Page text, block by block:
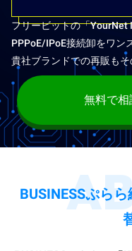
フリービットの「YourNet
PPPoE/IPoE接続卸をワン
貴社ブランドでの再販もそ
無料で相
BUSINESSぷら